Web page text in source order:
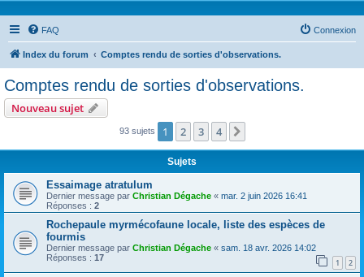
FAQ Connexion
Index du forum Comptes rendu de sorties d'observations.
Comptes rendu de sorties d'observations.
Nouveau sujet
93 sujets 1 2 3 4
Sujets
Essaimage atratulum
Dernier message par Christian Dégache « mar. 2 juin 2026 16:41
Réponses : 2
Rochepaule myrmécofaune locale, liste des espèces de
fourmis
Dernier message par Christian Dégache « sam. 18 avr. 2026 14:02
Réponses : 17 1 2